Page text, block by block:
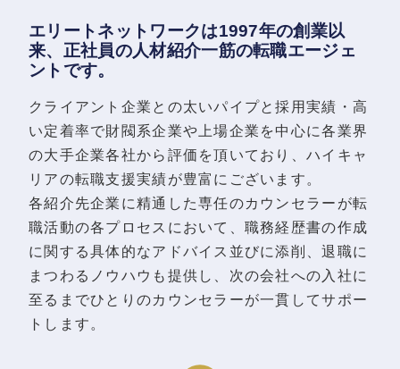
エリートネットワークは1997年の創業以
来、正社員の人材紹介一筋の転職エージェ
ントです。
クライアント企業との太いパイプと採用実績・高
い定着率で財閥系企業や上場企業を中心に各業界
の大手企業各社から評価を頂いており、ハイキャ
リアの転職支援実績が豊富にございます。
各紹介先企業に精通した専任のカウンセラーが転
職活動の各プロセスにおいて、職務経歴書の作成
に関する具体的なアドバイス並びに添削、退職に
まつわるノウハウも提供し、次の会社への入社に
至るまでひとりのカウンセラーが一貫してサポー
トします。